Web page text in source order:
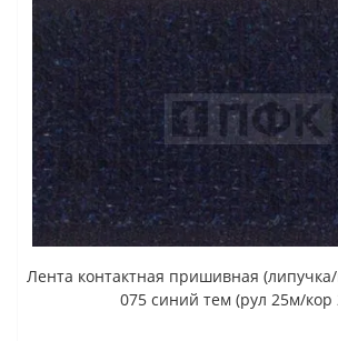
Лента контактная пришивная
075 синий тем (рул 25м/кор